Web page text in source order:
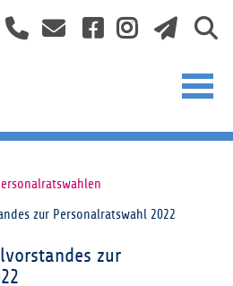
zur Personalratswahl 2022
zur